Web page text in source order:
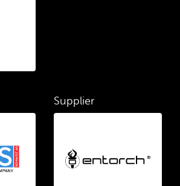
Supplier